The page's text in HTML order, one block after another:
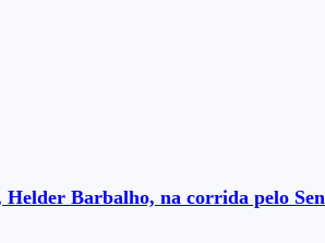
Barbalho, na corrida pelo